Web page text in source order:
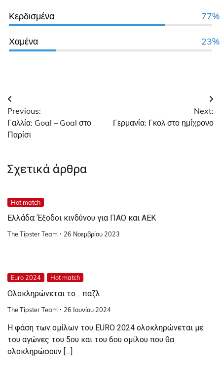
Κερδισμένα 77%
Χαμένα 23%
Πλοήγηση
άρθρων
Previous:
Γαλλία: Goal – Goal στο
Παρίσι
Next:
Γερμανία: Γκολ στο ημίχρονο
Σχετικά άρθρα
Hot match
Ελλάδα: Έξοδοι κινδύνου για ΠΑΟ και ΑΕΚ
The Tipster Team 26 Νοεμβρίου 2023
Euro 2024 Hot match
Ολοκληρώνεται το… παζλ
The Tipster Team 26 Ιουνίου 2024
Η φάση των ομίλων του EURO 2024 ολοκληρώνεται με
του αγώνες του 5ου και του 6ου ομίλου που θα
ολοκληρώσουν […]